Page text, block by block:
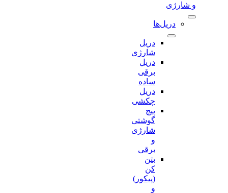
و شارژی
دریل‌ها
دریل
شارژی
دریل
دریل
چکشی
گوشتی
شارژی
(پیکور)